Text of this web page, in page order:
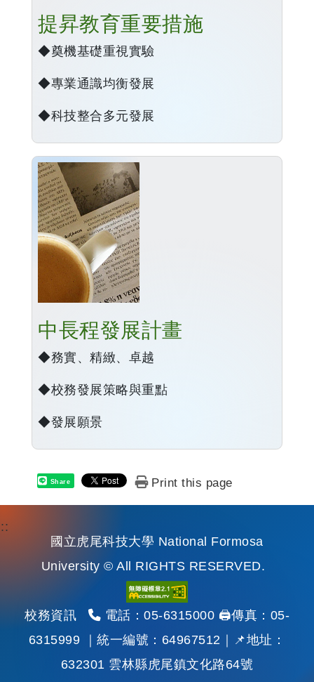
提昇教育重要措施
◆奠機基礎重視實驗
◆專業通識均衡發展
◆科技整合多元發展
中長程發展計畫
◆務實、精緻、卓越
◆校務發展策略與重點
◆發展願景
Share Print this page
國立虎尾科技大學 National Formosa
University © All RIGHTS RESERVED.
校務資訊 電話：
電話：05-6315000 🖨️傳真：05-
6315999 ｜統一編號：64967512｜
📌地址：
632301 雲林縣虎尾鎮文化路64號